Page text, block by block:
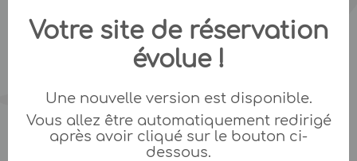
Votre site de réservation
évolue !
Une nouvelle version est disponible.
Vous allez être automatiquement redirigé
après avoir cliqué sur le bouton ci-
dessous.